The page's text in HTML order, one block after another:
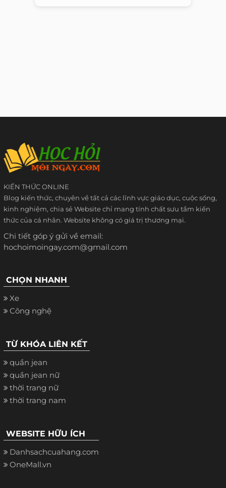
KIẾN THỨC ONLINE
Blog kiến thức, chuyên về tất cả các lĩnh vực giáo dục, cuộc sống,
kinh nghiệm, chia sẻ Website chỉ mang tính chất sưu tầm kiến
thức của cá nhân. Website không có giá trị thương mại.
Chi tiết góp ý gửi về email:
hochoimoingay.com@gmail.com
CHỌN NHANH
Xe
Công nghệ
TỪ KHÓA LIÊN KẾT
quần jean
quần jean nữ
thời trang nữ
thời trang nam
WEBSITE HỮU ÍCH
Danhsachcuahang.com
OneMall.vn